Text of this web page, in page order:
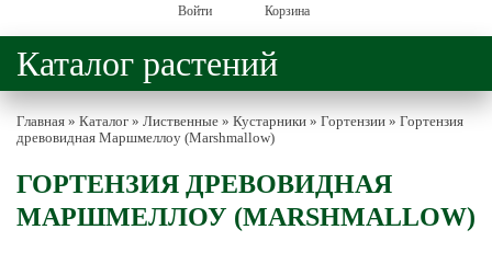
Войти Корзина
Каталог растений
Главная » Каталог » Лиственные » Кустарники » Гортензии » Гортензия
древовидная Маршмеллоу (Marshmallow)
ГОРТЕНЗИЯ ДРЕВОВИДНАЯ
МАРШМЕЛЛОУ (MARSHMALLOW)